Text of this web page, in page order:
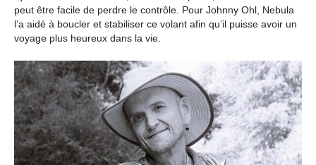
peut être facile de perdre le contrôle. Pour Johnny Ohl, Nebula
l’a aidé à boucler et stabiliser ce volant afin qu’il puisse avoir un
voyage plus heureux dans la vie.